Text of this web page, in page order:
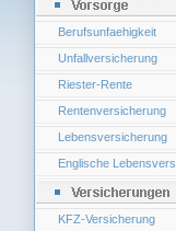
Berufsunfaehigkeit
Unfallversicherung
Riester-Rente
Rentenversicherung
Lebensversicherung
Englische Lebensvers.
KFZ-Versicherung